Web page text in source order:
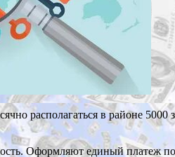
располагаться в районе
Оформляют единый платеж